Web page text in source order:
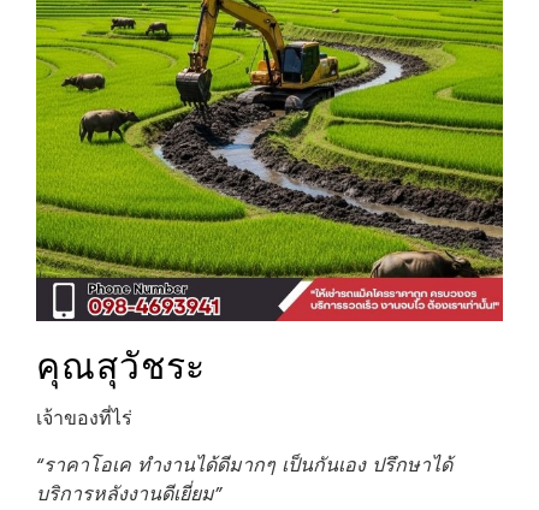
คุณสุวัชระ
เจ้าของที่ไร่
“ราคาโอเค ทำงานได้ดีมากๆ เป็นกันเอง ปรึกษาได้
บริการหลังงานดีเยี่ยม”